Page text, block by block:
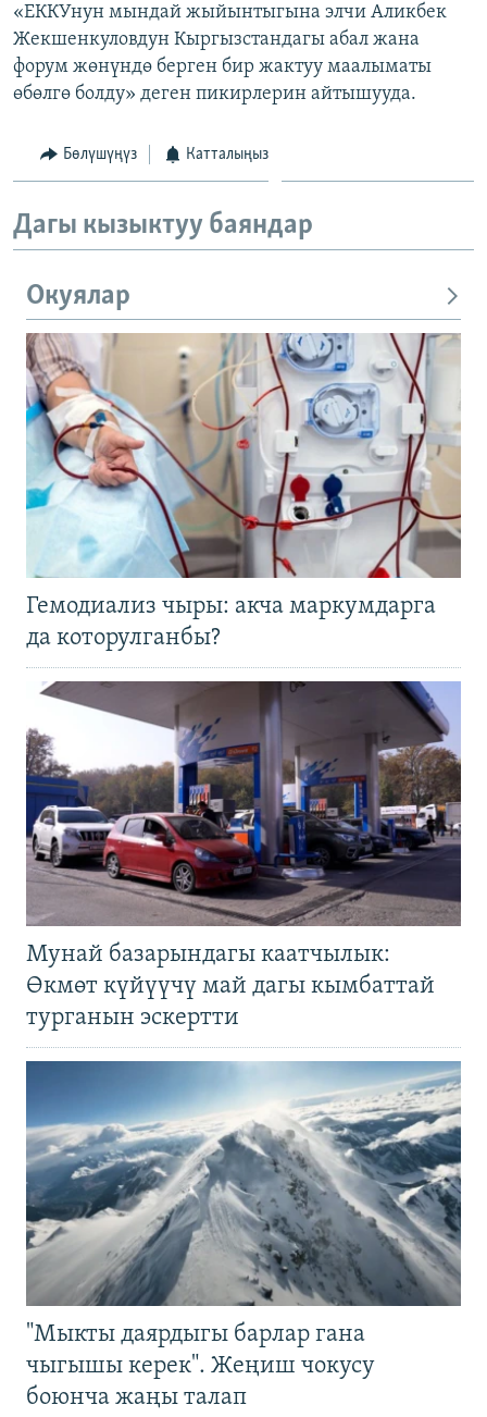
«ЕККУнун мындай жыйынтыгына элчи Аликбек
Жекшенкуловдун Кыргызстандагы абал жана
форум жөнүндө берген бир жактуу маалыматы
өбөлгө болду» деген пикирлерин айтышууда.
Бөлүшүңүз Катталыңыз
Дагы кызыктуу баяндар
Окуялар
Гемодиализ чыры: акча маркумдарга
да которулганбы?
Мунай базарындагы каатчылык:
Өкмөт күйүүчү май дагы кымбаттай
турганын эскертти
"Мыкты даярдыгы барлар гана
чыгышы керек". Жеңиш чокусу
боюнча жаңы талап